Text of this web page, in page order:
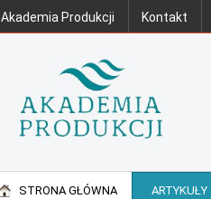
Akademia Produkcji Kontakt
STRONA GŁÓWNA ARTYKUŁY